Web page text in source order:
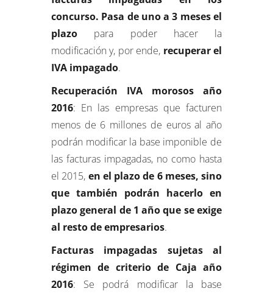
concurso. Pasa de uno a 3 meses el
plazo para poder hacer la
modificación y, por ende, recuperar el
IVA impagado.
Recuperación IVA morosos año
2016: En las empresas que facturen
menos de 6 millones de euros al año
podrán modificar la base imponible de
las facturas impagadas, no como hasta
el 2015, en el plazo de 6 meses, sino
que también podrán hacerlo en
plazo general de 1 año que se exige
al resto de empresarios.
Facturas impagadas sujetas al
régimen de criterio de Caja año
2016: Se podrá modificar la base